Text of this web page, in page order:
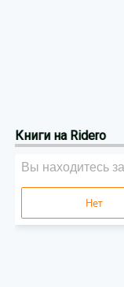
Книги на Ridero